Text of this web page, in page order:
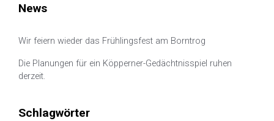
News
Wir feiern wieder das Frühlingsfest am Borntrog
Die Planungen für ein Köpperner-Gedächtnisspiel ruhen
derzeit.
Schlagwörter